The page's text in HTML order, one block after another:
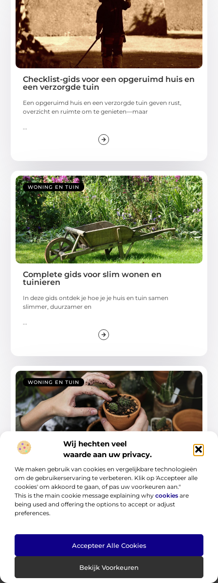
Wij hechten veel
waarde aan uw privacy.
We maken gebruik van cookies en vergelijkbare technologieën
om de gebruikerservaring te verbeteren. Klik op 'Accepteer alle
cookies' om akkoord te gaan, of pas uw voorkeuren aan."
This is the main cookie message explaining why cookies are
being used and offering the options to accept or adjust
preferences.
Accepteer Alle Cookies
Bekijk Voorkeuren
Checklist-gids voor een opgeruimd huis en
een verzorgde tuin
Een opgeruimd huis en een verzorgde tuin geven rust,
overzicht en ruimte om te genieten—maar
...
WONING EN TUIN
Complete gids voor slim wonen en
tuinieren
In deze gids ontdek je hoe je je huis en tuin samen
slimmer, duurzamer en
...
WONING EN TUIN
De ultieme gids voor huis & tuin zonder
gedoe
In deze gids leer je hoe je je huis en tuin stap voor stap
aanpakt
...